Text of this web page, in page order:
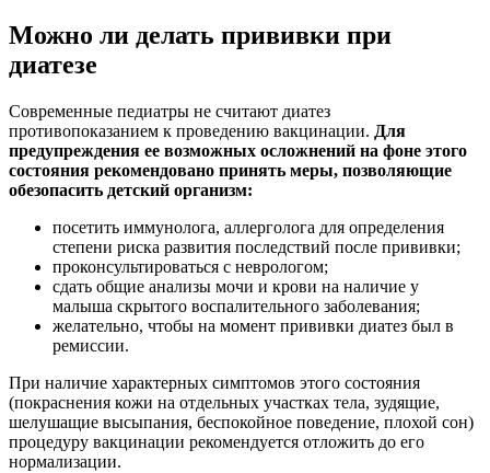
Можно ли делать прививки при
диатезе
Современные педиатры не считают диатез
противопоказанием к проведению вакцинации. Для
предупреждения ее возможных осложнений на фоне этого
состояния рекомендовано принять меры, позволяющие
обезопасить детский организм:
посетить иммунолога, аллерголога для определения
степени риска развития последствий после прививки;
проконсультироваться с неврологом;
сдать общие анализы мочи и крови на наличие у
малыша скрытого воспалительного заболевания;
желательно, чтобы на момент прививки диатез был в
ремиссии.
При наличие характерных симптомов этого состояния
(покраснения кожи на отдельных участках тела, зудящие,
шелушащие высыпания, беспокойное поведение, плохой сон)
процедуру вакцинации рекомендуется отложить до его
нормализации.